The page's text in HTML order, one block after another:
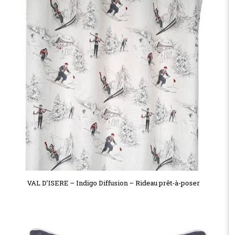
VAL D’ISERE – Indigo Diffusion – Rideau prêt-à-poser